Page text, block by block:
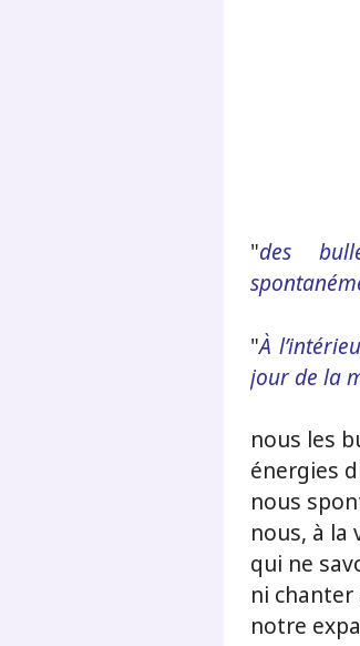
"des
"À
jour de la
nous les
énergies
nous
nous, à la
qui ne
ni chanter
notre